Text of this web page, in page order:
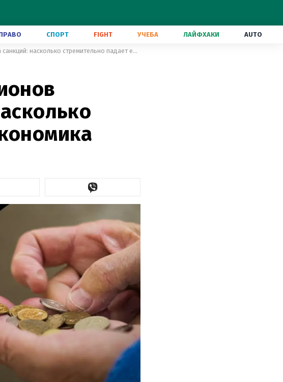
СПОРТ FIGHT УЧЕБА ЛАЙФХАКИ AUTO
Россия теряет сотни миллионов долларов из-за санкций: насколько стремительно падает ее экономика